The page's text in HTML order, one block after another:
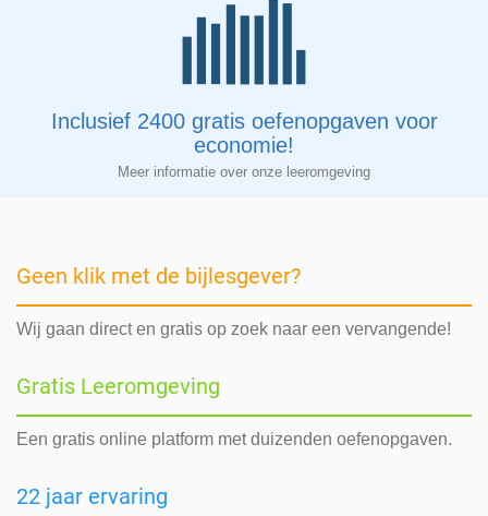
Inclusief 2400 gratis oefenopgaven voor
economie!
Meer informatie over onze leeromgeving
Geen klik met de bijlesgever?
Wij gaan direct en gratis op zoek naar een vervangende!
Gratis Leeromgeving
Een gratis online platform met duizenden oefenopgaven.
22 jaar ervaring